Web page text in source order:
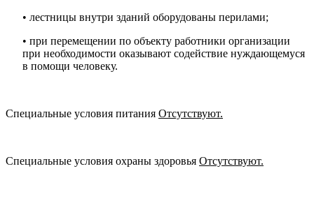
• лестницы внутри зданий оборудованы перилами;
• при перемещении по объекту работники организации
при необходимости оказывают содействие нуждающемуся
в помощи человеку.
Специальные условия питания Отсутствуют.
Специальные условия охраны здоровья Отсутствуют.